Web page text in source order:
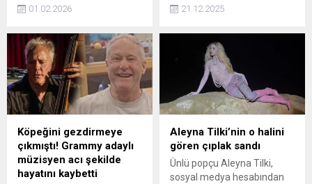
koştu. Bölüm finalinde
kaybolması ve gizemli bir
kadın tarafından
götürülmesi, izleyiciyi ekran
başına kilitledi.
01.02.2026
hayatının en yıkıcı anını
sağlık sürecinin kendisini
derinden etkilediğini
söyleyen Akyürek, o günden
bu yana psikolojik destek
aldığını açıkladı.
21.12.2025
Köpeğini gezdirmeye
çıkmıştı! Grammy adaylı
müzisyen acı şekilde
hayatını kaybetti
Aleyna Tilki’nin o halini
gören çıplak sandı
Ünlü popçu Aleyna Tilki,
sosyal medya hesabından